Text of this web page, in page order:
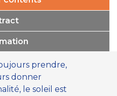
prendre,
donner
le soleil est